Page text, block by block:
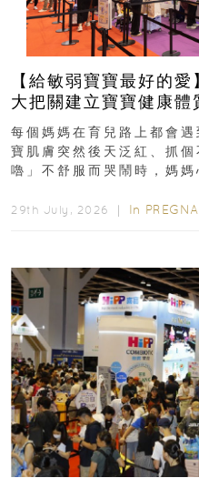
【給敏弱寶寶最好的
大把關建立寶寶健康
每個媽媽在育兒路上都會
寶肌膚突然後天泛紅、抓
嚕」不舒服而哭鬧時，媽
29th July, 2026 ｜ In